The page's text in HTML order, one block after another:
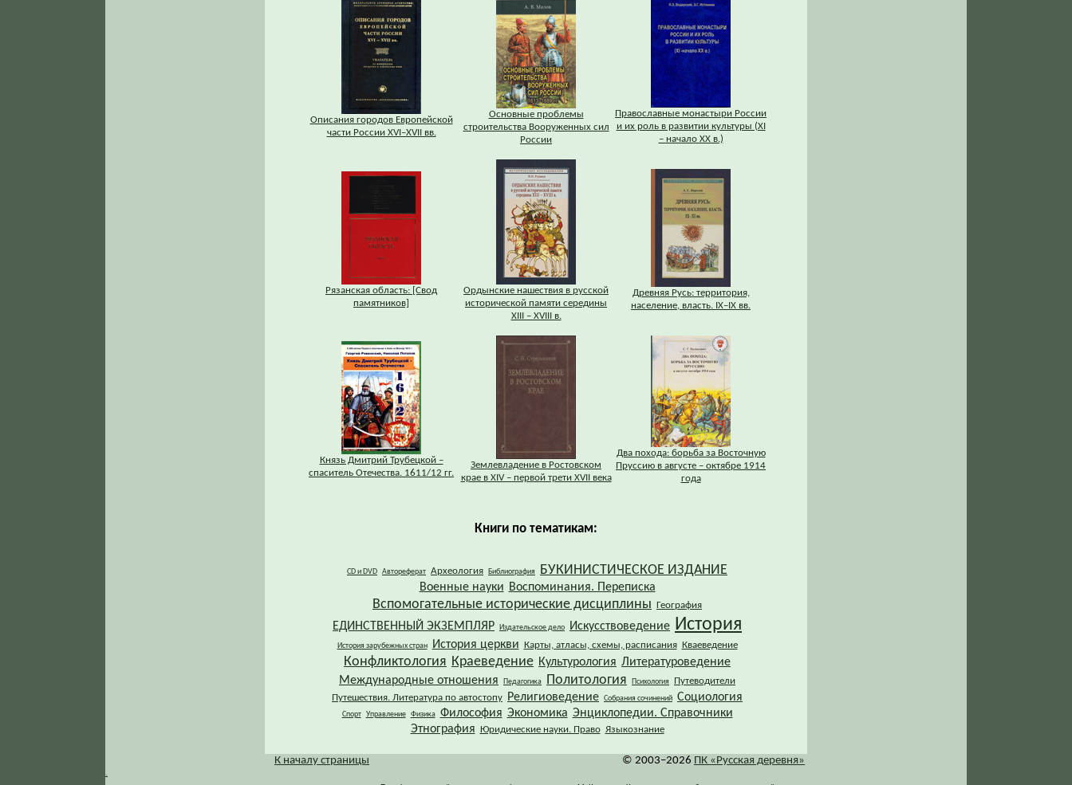
Описания городов Европейской
части России XVI–XVII вв.
Основные проблемы
строительства Вооруженных сил
России
Православные монастыри России
и их роль в развитии культуры (XI
– начало XX в.)
Рязанская область: [Свод
памятников]
Ордынские нашествия в русской
исторической памяти середины
XIII – XVIII в.
Древняя Русь: территория,
население, власть. IХ–IХ вв.
Князь Дмитрий Трубецкой –
спаситель Отечества. 1611/12 гг.
Землевладение в Ростовском
крае в XIV – первой трети XVII века
Два похода: борьба за Восточную
Пруссию в августе – октябре 1914
года
Книги по тематикам:
CD и DVD Автореферат Археология Библиография БУКИНИСТИЧЕСКОЕ ИЗДАНИЕ
Военные науки Воспоминания. Переписка
Вспомогательные исторические дисциплины География
ЕДИНСТВЕННЫЙ ЭКЗЕМПЛЯР Издательское дело Искусствоведение История
История зарубежных стран История церкви Карты, атласы, схемы, расписания Кваеведение
Конфликтология Краеведение Культурология Литературоведение
Международные отношения
Педагогика Политология Психология
Путеводители
Путешествия. Литература по автостопу
Религиоведение Собрания сочинений Социология
Спорт Управление Физика Философия Экономика Энциклопедии. Справочники
Этнография Юридические науки. Право Языкознание
.
К началу страницы © 2003–2026 ПК «Русская деревня»